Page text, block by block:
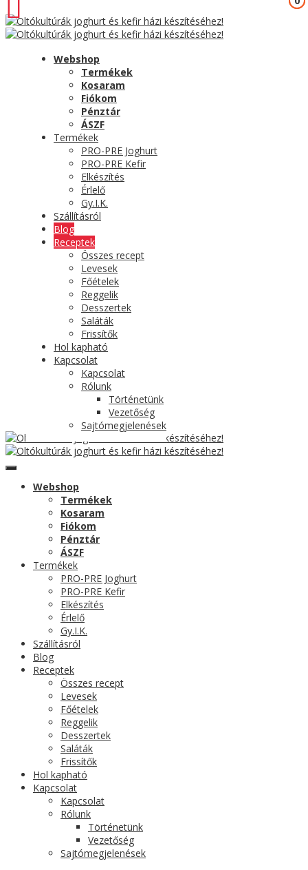
Webshop
Termékek
Kosaram
Fiókom
Pénztár
ÁSZF
Termékek
PRO-PRE Joghurt
PRO-PRE Kefir
Elkészítés
Érlelő
Gy.I.K.
Szállításról
Blog
Receptek
Összes recept
Levesek
Főételek
Reggelik
Desszertek
Saláták
Frissítők
Hol kapható
Kapcsolat
Kapcsolat
Rólunk
Történetünk
Vezetőség
Sajtómegjelenések
Webshop
Termékek
Kosaram
Fiókom
Pénztár
ÁSZF
Termékek
PRO-PRE Joghurt
PRO-PRE Kefir
Elkészítés
Érlelő
Gy.I.K.
Szállításról
Blog
Receptek
Összes recept
Levesek
Főételek
Reggelik
Desszertek
Saláták
Frissítők
Hol kapható
Kapcsolat
Kapcsolat
Rólunk
Történetünk
Vezetőség
Sajtómegjelenések